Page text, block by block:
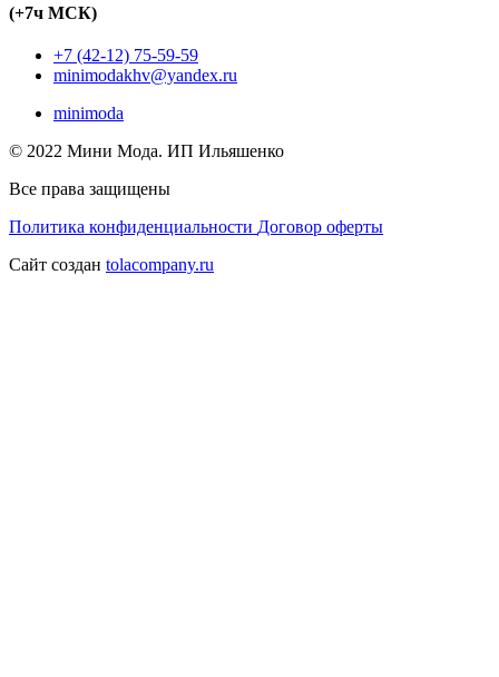
(+7ч МСК)
+7 (42-12) 75-59-59
minimodakhv@yandex.ru
minimoda
© 2022 Мини Мода. ИП Ильяшенко
Все права защищены
Политика конфиденциальности Договор оферты
Сайт создан tolacompany.ru